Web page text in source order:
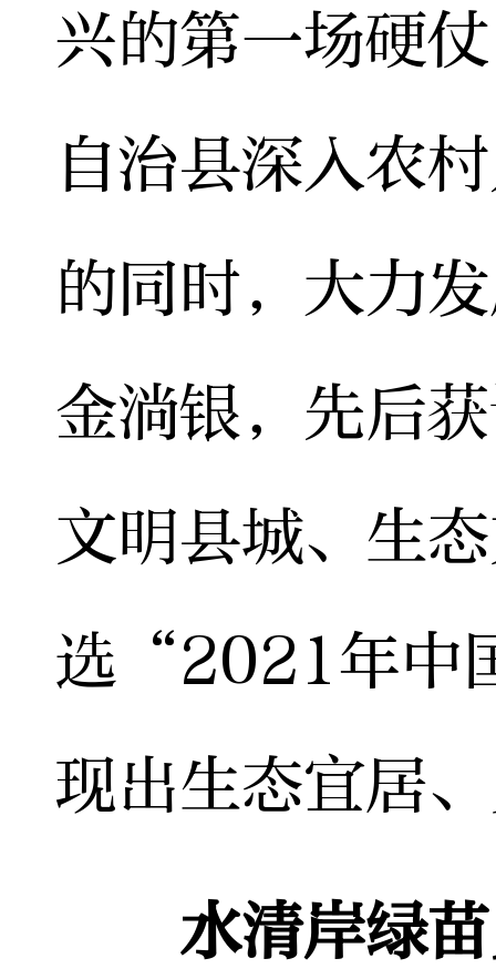
兴的第一场硬
自治县深入农
的同时，大力
金淌银，先后
文明县城、生
选“2021年中
现出生态宜居
水清岸绿